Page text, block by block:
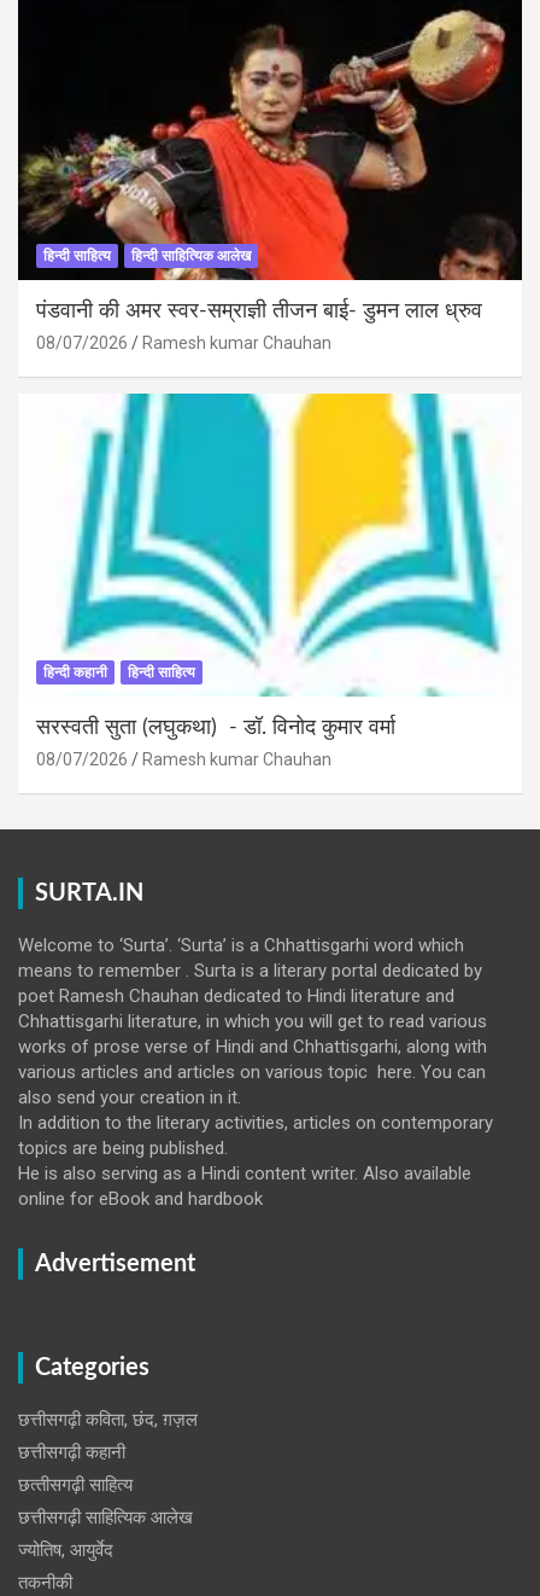
हिन्दी साहित्य हिन्दी साहित्यिक आलेख
पंडवानी की अमर स्वर-सम्राज्ञी तीजन बाई- डुमन लाल ध्रुव
08/07/2026 Ramesh kumar Chauhan
हिन्दी कहानी हिन्दी साहित्य
सरस्वती सुता (लघुकथा) ​- डॉ. विनोद कुमार वर्मा
08/07/2026 Ramesh kumar Chauhan
SURTA.IN
Welcome to ‘Surta’. ‘Surta’ is a Chhattisgarhi word which
means to remember . Surta is a literary portal dedicated by
poet Ramesh Chauhan dedicated to Hindi literature and
Chhattisgarhi literature, in which you will get to read various
works of prose verse of Hindi and Chhattisgarhi, along with
various articles and articles on various topic here. You can
also send your creation in it.
In addition to the literary activities, articles on contemporary
topics are being published.
He is also serving as a Hindi content writer. Also available
online for eBook and hardbook
Advertisement
Categories
छत्तीसगढ़ी कविता, छंद, ग़ज़ल
छत्तीसगढ़ी कहानी
छत्‍तीसगढ़ी साहित्‍य
छत्तीसगढ़ी साहित्यिक आलेख
ज्योतिष, आयुर्वेद
तकनीकी